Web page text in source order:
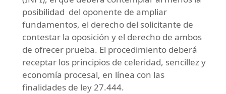
posibilidad del oponente de ampliar
fundamentos, el derecho del solicitante de
contestar la oposición y el derecho de ambos
de ofrecer prueba. El procedimiento deberá
receptar los principios de celeridad, sencillez y
economía procesal, en línea con las
finalidades de ley 27.444.